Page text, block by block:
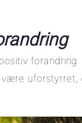
uforstyrret,